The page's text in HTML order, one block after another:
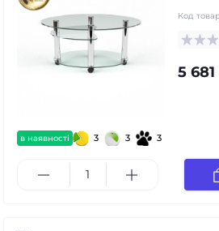
в наявності 3 3 3
Код
5